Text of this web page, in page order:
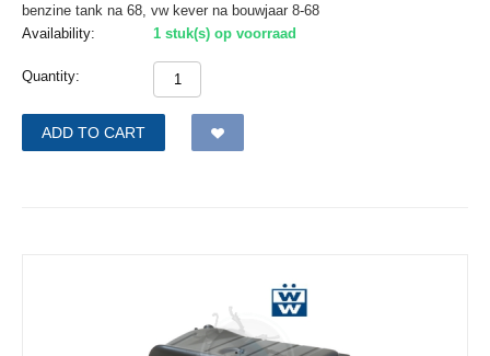
benzine tank na 68, vw kever na bouwjaar 8-68
Availability:
1 stuk(s) op voorraad
Quantity:
ADD TO CART